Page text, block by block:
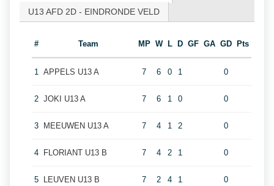
U13 AFD 2D - EINDRONDE VELD
# Team MP W L D GF GA GD Pts
1 APPELS U13 A 7 6 0 1 0
2 JOKI U13 A 7 6 1 0 0
3 MEEUWEN U13 A 7 4 1 2 0
4 FLORIANT U13 B 7 4 2 1 0
5 LEUVEN U13 B 7 2 4 1 0